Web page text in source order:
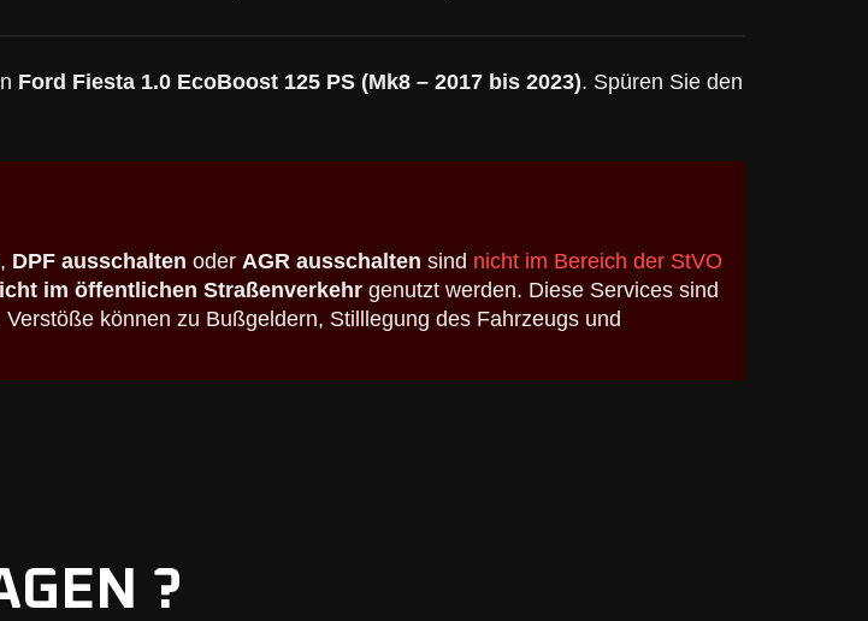
Ford Fiesta 1.0 EcoBoost 125 PS (Mk8 – 2017 bis 2023). Spüren Sie den
, DPF ausschalten oder AGR ausschalten sind nicht im Bereich der StVO
im öffentlichen Straßenverkehr genutzt werden. Diese Services sind
können zu Bußgeldern, Stilllegung des Fahrzeugs und
?